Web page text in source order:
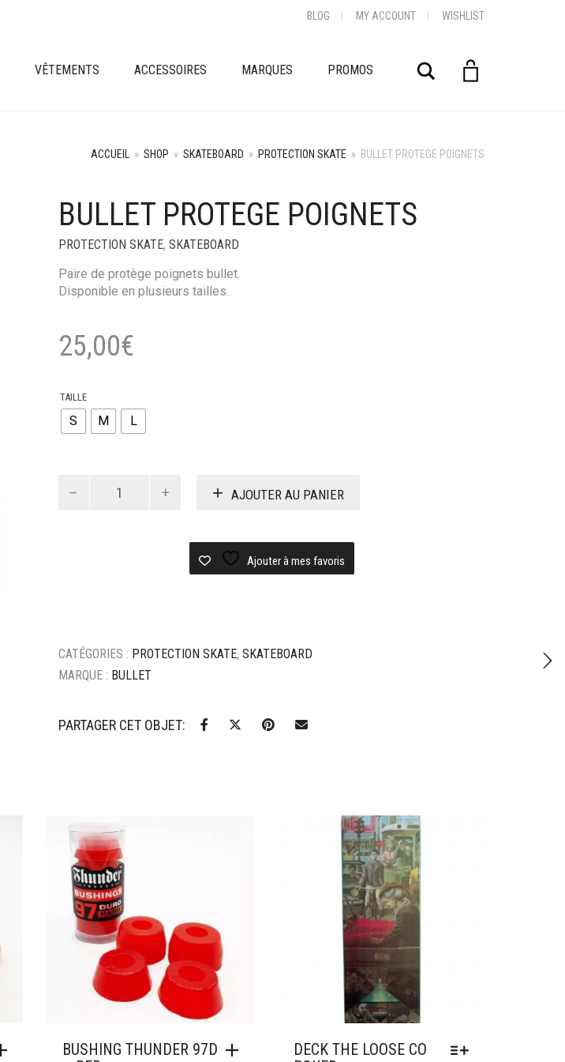
BLOG MY ACCOUNT WISHLIST
VÊTEMENTS ACCESSOIRES MARQUES PROMOS Rechercher
ACCUEIL » SHOP » SKATEBOARD » PROTECTION SKATE » BULLET PROTEGE POIGNETS
BULLET PROTEGE POIGNETS
PROTECTION SKATE, SKATEBOARD
Paire de protège poignets bullet.
Disponible en plusieurs tailles.
25,00€
TAILLE
S M L
AJOUTER AU PANIER
Ajouter à mes favoris
CATÉGORIES : PROTECTION SKATE, SKATEBOARD
MARQUE : BULLET
PARTAGER CET OBJET:
Ajouter à mes favoris
BUSHING THUNDER 97D
Ajouter à mes favoris
DECK THE LOOSE CO